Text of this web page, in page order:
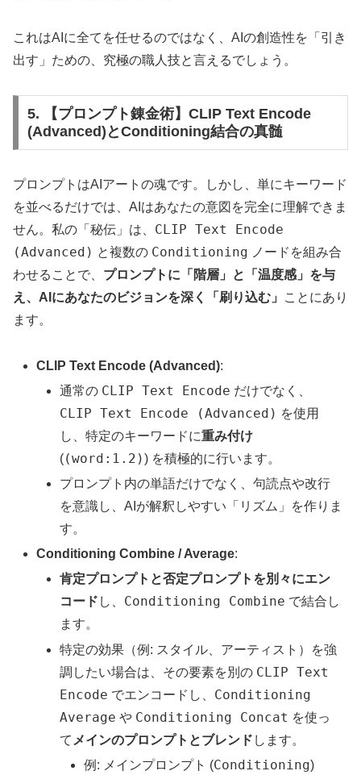
これはAIに全てを任せるのではなく、AIの創造性を「引き
出す」ための、究極の職人技と言えるでしょう。
5. 【プロンプト錬金術】CLIP Text Encode
(Advanced)とConditioning結合の真髄
プロンプトはAIアートの魂です。しかし、単にキーワード
を並べるだけでは、AIはあなたの意図を完全に理解できま
せん。私の「秘伝」は、 CLIP Text Encode
(Advanced) と複数の Conditioning ノードを組み合
わせることで、 プロンプトに「階層」と「温度感」を与
え、AIにあなたのビジョンを深く「刷り込む」
ことにあり
ます。
CLIP Text Encode (Advanced):
通常の CLIP Text Encode だけでなく、
CLIP Text Encode (Advanced) を使用
し、特定のキーワードに重み付け
((word:1.2)) を積極的に行います。
プロンプト内の単語だけでなく、句読点や改行
を意識し、AIが解釈しやすい「リズム」を作りま
す。
Conditioning Combine / Average:
肯定プロンプトと否定プロンプトを別々にエン
コード し、 Conditioning Combine で結合し
ます。
特定の効果（例: スタイル、アーティスト）を強
調したい場合は、その要素を別の CLIP Text
Encode でエンコードし、 Conditioning
Average や Conditioning Concat を使っ
て メインのプロンプトとブレンド します。
例: メインプロンプト (Conditioning)